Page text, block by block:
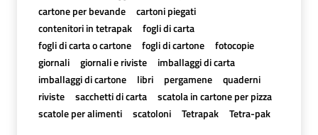
cartone per bevande
cartoni piegati
contenitori in tetrapak
fogli di carta
fogli di carta o cartone
fogli di cartone
fotocopie
giornali
giornali e riviste
imballaggi di carta
imballaggi di cartone
libri pergamene
quaderni
riviste
sacchetti di carta
scatola in cartone per pizza
scatole per alimenti
scatoloni Tetrapak Tetra-pak